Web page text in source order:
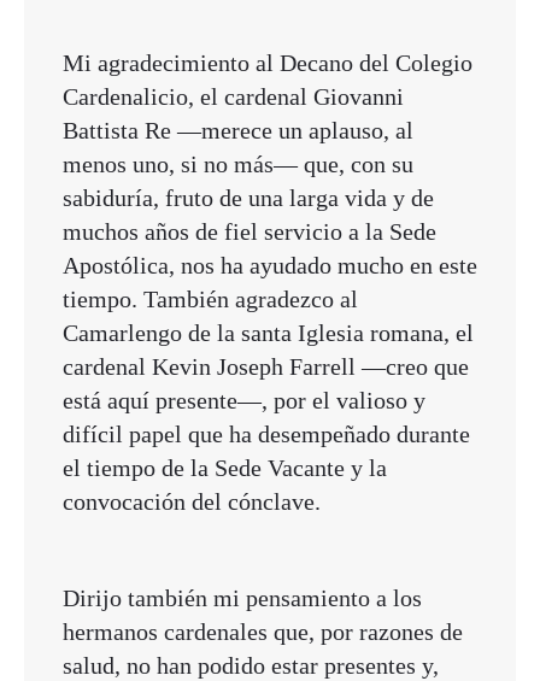
Mi agradecimiento al Decano del Colegio
Cardenalicio, el cardenal Giovanni
Battista Re —merece un aplauso, al
menos uno, si no más— que, con su
sabiduría, fruto de una larga vida y de
muchos años de fiel servicio a la Sede
Apostólica, nos ha ayudado mucho en este
tiempo. También agradezco al
Camarlengo de la santa Iglesia romana, el
cardenal Kevin Joseph Farrell —creo que
está aquí presente—, por el valioso y
difícil papel que ha desempeñado durante
el tiempo de la Sede Vacante y la
convocación del cónclave.
Dirijo también mi pensamiento a los
hermanos cardenales que, por razones de
salud, no han podido estar presentes y,